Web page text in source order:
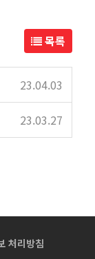
목록
23.04.03
23.03.27
처리방침